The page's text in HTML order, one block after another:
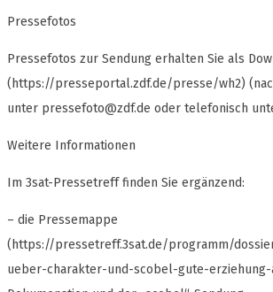
Pressefotos
Pressefotos zur Sendung erhalten Sie als
(https://presseportal.zdf.de/presse/wh2)
unter pressefoto@zdf.de oder telefonisch
Weitere Informationen
Im 3sat-Pressetreff finden Sie ergänzend:
– die Pressemappe
(https://pressetreff.3sat.de/programm/
ueber-charakter-und-scobel-gute-erziehung-